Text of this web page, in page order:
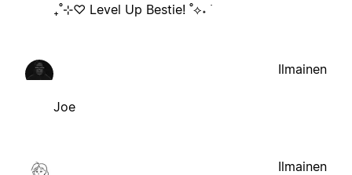
₊˚⊹♡ Level Up Bestie! ˚⟡˖ ࣪
Joe
Ilmainen
Ilmainen